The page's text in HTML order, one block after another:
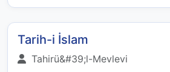
Tarih-i İslam
Tahirü&#39;l-Mevlevi